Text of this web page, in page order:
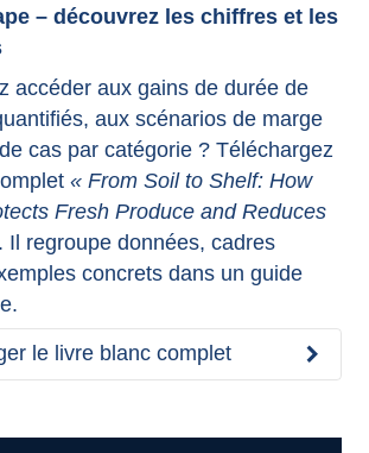
– découvrez les chiffres et les
accéder aux gains de durée de
aux scénarios de marge
cas par catégorie ? Téléchargez
« From Soil to Shelf: How
Fresh Produce and Reduces
Il regroupe données, cadres
concrets dans un guide
le livre blanc complet